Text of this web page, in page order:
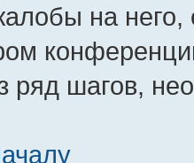
на
ряд шагов,